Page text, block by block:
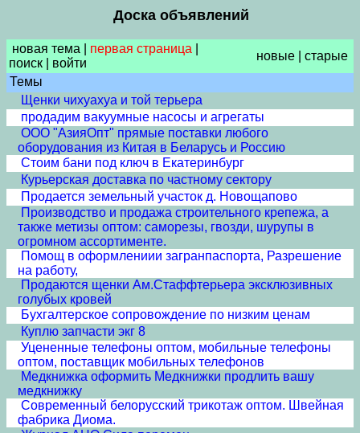
Доска объявлений
новая тема первая страница
поиск
войти
новые
старые
Темы
Щенки чихуахуа и той терьера
продадим вакуумные насосы и агрегаты
ООО "АзияОпт" прямые поставки любого
оборудования из Китая в Беларусь и Россию
Стоим бани под ключ в Екатеринбург
Курьерская доставка по частному сектору
Продается земельный участок д. Новощапово
Производство и продажа строительного крепежа, а
также метизы оптом: саморезы, гвозди, шурупы в
огромном ассортименте.
Помощ в оформлениии загранпаспорта, Разрешение
на работу,
Продаются щенки Ам.Стаффтерьера эксклюзивных
голубых кровей
Бухгалтерское сопровождение по низким ценам
Куплю запчасти экг 8
Уцененные телефоны оптом, мобильные телефоны
оптом, поставщик мобильных телефонов
Медкнижка оформить Медкнижки продлить вашу
медкнижку
Современный белорусский трикотаж оптом. Швейная
фабрика Диома.